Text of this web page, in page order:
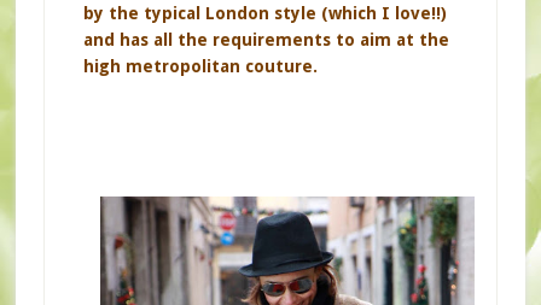
by the typical London style (which I love!!)
and has all the requirements to aim at the
high metropolitan couture.